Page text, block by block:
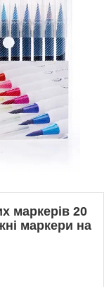
маркерів 20
маркери на